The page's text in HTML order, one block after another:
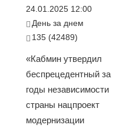
24.01.2025 12:00
День за днем
135 (42489)
«Кабмин утвердил
беспрецедентный за
годы независимости
страны нацпроект
модернизации